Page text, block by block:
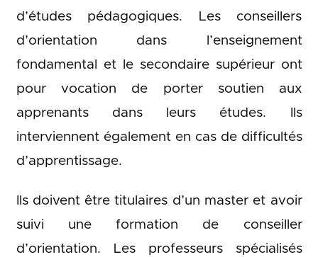
d’études pédagogiques. Les conseillers
d’orientation dans l’enseignement
fondamental et le secondaire supérieur ont
pour vocation de porter soutien aux
apprenants dans leurs études. Ils
interviennent également en cas de difficultés
d’apprentissage.
Ils doivent être titulaires d’un master et avoir
suivi une formation de conseiller
d’orientation. Les professeurs spécialisés